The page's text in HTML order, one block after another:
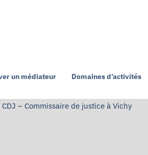
un médiateur Domaines d’activités
CDJ – Commissaire de justice à Vichy